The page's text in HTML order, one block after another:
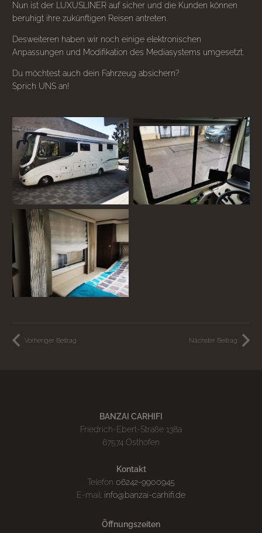
Nun ist der LUXUSLINER auf sicher und die Kunden können
beruhigt ihre zukünftigen Reisen antreten.
Desweiteren haben wir noch einige elektronischen
Anpassungen und Modifikation des Mediasystems umgesetzt.
Du möchtest auch dein Fahrzeug absichern?
Sprich UNS an!
Vorheriger Beitrag Nächster Beitrag
BANZAI CARHIFI
Friedrich-Ebert-Straße 138a
67574 Osthofen
Kontakt
Telefon 06242-9900945
E-mail: info@banzai-carhifi.de
Öffnungszeiten